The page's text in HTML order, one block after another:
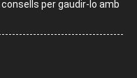
consells per gaudir-lo amb